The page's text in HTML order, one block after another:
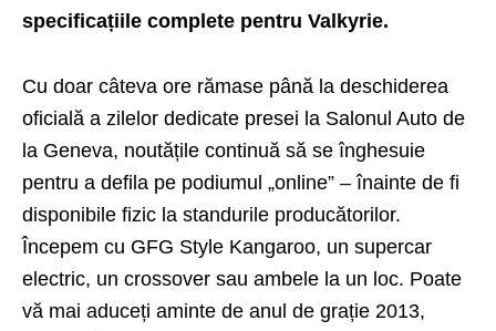
specificațiile complete pentru Valkyrie.
Cu doar câteva ore rămase până la deschiderea
oficială a zilelor dedicate presei la Salonul Auto de
la Geneva, noutățile continuă să se înghesuie
pentru a defila pe podiumul „online” – înainte de fi
disponibile fizic la standurile producătorilor.
Începem cu GFG Style Kangaroo, un supercar
electric, un crossover sau ambele la un loc. Poate
vă mai aduceți aminte de anul de grație 2013,